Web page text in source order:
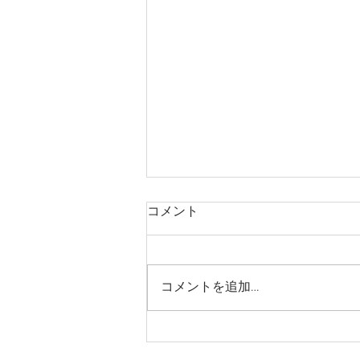
第９２回ブラえにし＠吉原リ
コメント
コメントを追加…